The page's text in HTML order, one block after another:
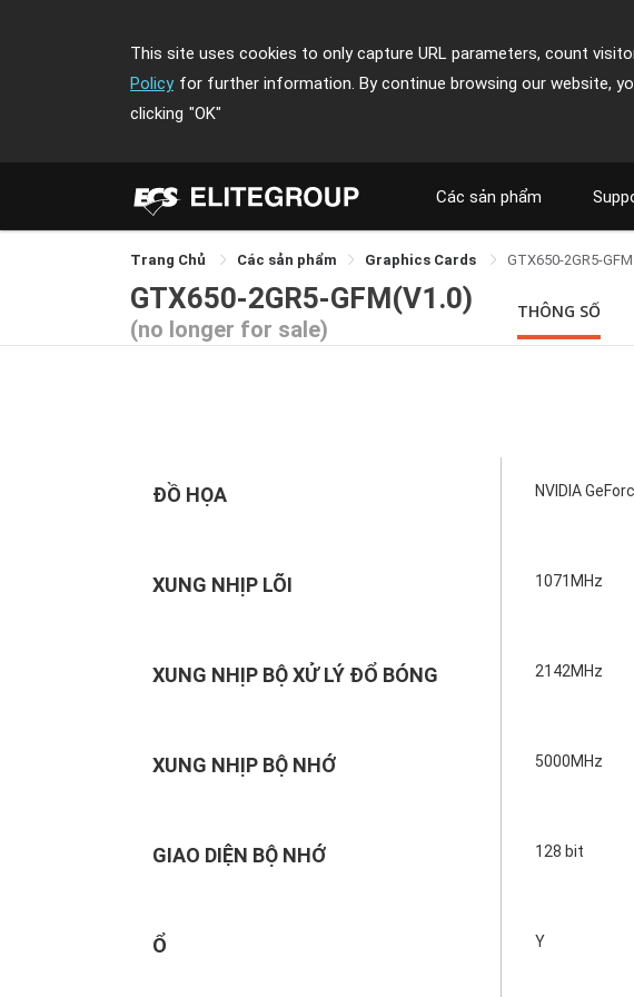
This site uses cookies to only capture URL parameters, count
Policy for further information. By continue browsing our website,
clicking "OK"
Các sản phẩm
Trang Chủ Các sản phẩm Graphics Cards GTX650-2GR5-GFM
GTX650-2GR5-GFM(V1.0)
(no longer for sale)
THÔNG SỐ
ĐỒ HỌA NVIDIA
XUNG NHỊP LÕI 1071MHz
XUNG NHỊP BỘ XỬ LÝ ĐỔ BÓNG 2142MHz
XUNG NHỊP BỘ NHỚ 5000MHz
GIAO DIỆN BỘ NHỚ 128 bit
Ổ Y